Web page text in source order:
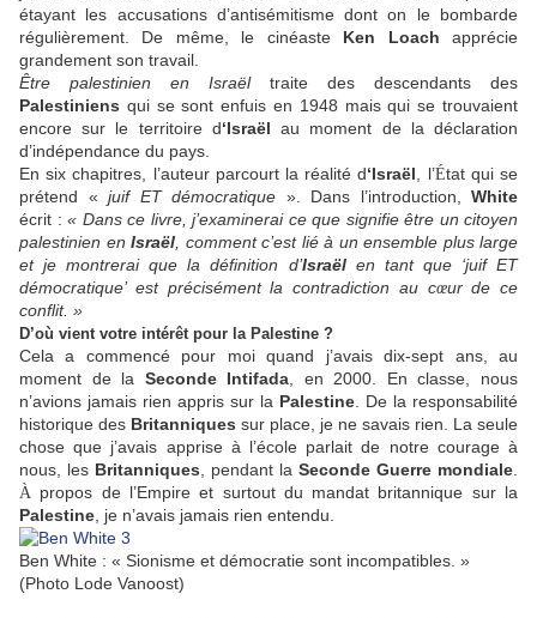
étayant les accusations d’antisémitisme dont on le bombarde
régulièrement. De même, le cinéaste Ken Loach apprécie
grandement son travail.
Être palestinien en Israël traite des descendants des
Palestiniens qui se sont enfuis en 1948 mais qui se trouvaient
encore sur le territoire d‘Israël au moment de la déclaration
d’indépendance du pays.
En six chapitres, l’auteur parcourt la réalité d‘Israël , l’État qui se
prétend « juif ET démocratique ». Dans l’introduction, White
écrit : « Dans ce livre, j’examinerai ce que signifie être un citoyen
palestinien en Israël , comment c’est lié à un ensemble plus large
et je montrerai que la définition d’Israëlen tant que ‘juif ET
démocratique’ est précisément la contradiction au cœur de ce
conflit. »
D’où vient votre intérêt pour la Palestine ?
Cela a commencé pour moi quand j’avais dix-sept ans, au
moment de la Seconde Intifada , en 2000. En classe, nous
n’avions jamais rien appris sur la Palestine . De la responsabilité
historique des Britanniques sur place, je ne savais rien. La seule
chose que j’avais apprise à l’école parlait de notre courage à
nous, les Britanniques , pendant la Seconde Guerre mondiale
À propos de l’Empire et surtout du mandat britannique sur la
Palestine , je n’avais jamais rien entendu.
Ben White : « Sionisme et démocratie sont incompatibles. »
(Photo Lode Vanoost)